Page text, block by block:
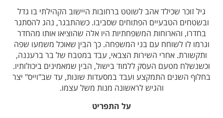
גיל זוכר שכילד אהב לשוטט ברחובות היישוב הקהילתי בו גדל
ובשטחים הטבעיים הפתוחים שסביבו. כשהתבגר, נהג להסתגר
בחדרו, והארוחות המשפחתיות היו אלה שהוציאו אותו מהחדר
וגרמו לו לשוחח עם בני המשפחה. כך הבין שאוכל משמעו שפה
ותקשורת. אחרי השירות הצבאי, עבד במטבח של בר ברעננה,
וכשנשלח מטעם העסק ללמוד בישול, הבין שמאמינים ביכולותיו.
בחלוף השנים התמקצע ועבד במסעדות שונות, עד שב"וייס" יצר
והגיש לראשונה מנות משל עצמו.
על התפריט